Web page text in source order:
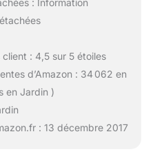
: Information
: 4,5 sur 5 étoiles
d’Amazon : 34 062 en
en Jardin )
: 13 décembre 2017